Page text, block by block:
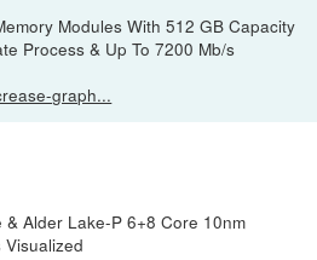
Modules With 512 GB Capacity
Process & Up To 7200 Mb/s
graph...
Alder Lake-P 6+8 Core 10nm
Visualized